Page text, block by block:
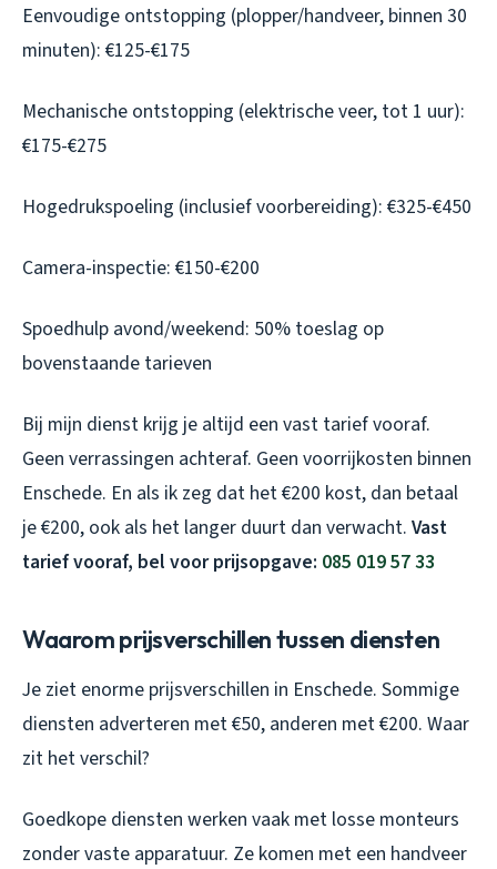
Eenvoudige ontstopping (plopper/handveer, binnen 30
minuten): €125-€175
Mechanische ontstopping (elektrische veer, tot 1 uur):
€175-€275
Hogedrukspoeling (inclusief voorbereiding): €325-€450
Camera-inspectie: €150-€200
Spoedhulp avond/weekend: 50% toeslag op
bovenstaande tarieven
Bij mijn dienst krijg je altijd een vast tarief vooraf.
Geen verrassingen achteraf. Geen voorrijkosten binnen
Enschede. En als ik zeg dat het €200 kost, dan betaal
je €200, ook als het langer duurt dan verwacht. Vast
tarief vooraf, bel voor prijsopgave: 085 019 57 33
Waarom prijsverschillen tussen diensten
Je ziet enorme prijsverschillen in Enschede. Sommige
diensten adverteren met €50, anderen met €200. Waar
zit het verschil?
Goedkope diensten werken vaak met losse monteurs
zonder vaste apparatuur. Ze komen met een handveer